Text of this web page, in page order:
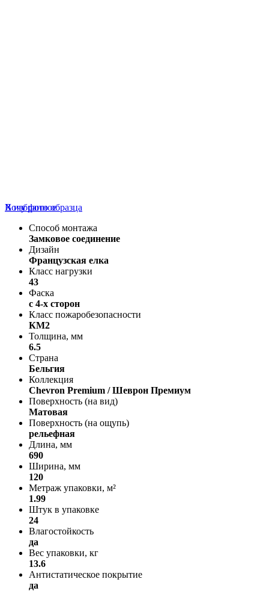
В избранное
Хочу фото образца
Способ монтажа
Замковое соединение
Дизайн
Французская елка
Класс нагрузки
43
Фаска
с 4-х сторон
Класс пожаробезопасности
КМ2
Толщина, мм
6.5
Страна
Бельгия
Коллекция
Chevron Premium / Шеврон Премиум
Поверхность (на вид)
Матовая
Поверхность (на ощупь)
рельефная
Длина, мм
690
Ширина, мм
120
Метраж упаковки, м²
1.99
Штук в упаковке
24
Влагостойкость
да
Вес упаковки, кг
13.6
Антистатическое покрытие
да